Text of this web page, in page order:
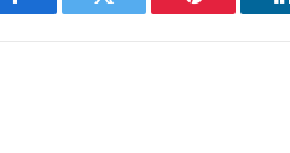
Facebook Twitter Pinterest